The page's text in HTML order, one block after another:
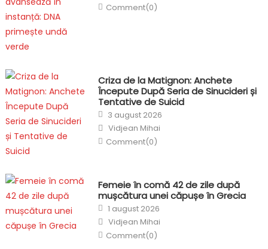
Comment(0)
Criza de la Matignon: Anchete
Începute După Seria de Sinucideri și
Tentative de Suicid
Posted
on
3 august 2026
Author
Vidjean Mihai
Comment(0)
Femeie în comă 42 de zile după
mușcătura unei căpușe în Grecia
Posted
on
1 august 2026
Author
Vidjean Mihai
Comment(0)